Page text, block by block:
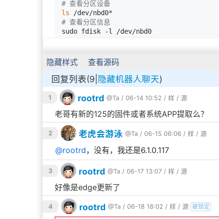
# 查看分区设备
ls
# 查看分区信息
sudo fdisk -l /dev/nbd0
Windows可以用Diskgenius打开查看。
隐藏样式 查看源码
回复列表(9| 隐藏机器人聊天)
1 rootrd @Ta / 06-14 10:52 / 样 / 源
老哥有新的125的固件或者系统APP提取么？
2 老虎会游泳 @Ta / 06-15 06:06 / 样 / 源
@rootrd，没有，我还是6.1.0.117
3 rootrd @Ta / 06-17 13:07 / 样 / 源
好像是edge更新了
4 rootrd @Ta / 06-18 18:02 / 样 / 源 被锁定